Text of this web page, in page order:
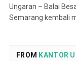
Ungaran – Balai
Semarang kembali
FROM KANTOR